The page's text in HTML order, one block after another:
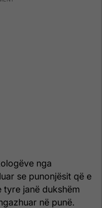
nga
se punonjësit që e
tyre janë dukshëm
në punë.